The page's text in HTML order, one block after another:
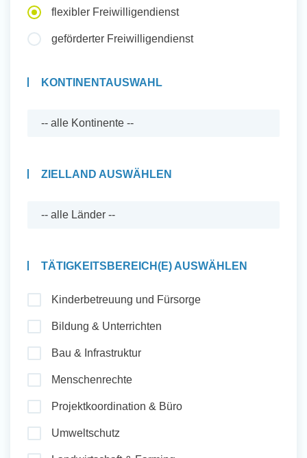
Auslandserfahrung Sammeln
und Sozial Engagieren
Initiativbewerbung
Auslandserfahrung Sammeln
Initiativbewerbung
flexibler Freiwilligendienst
geförderter Freiwilligendienst
KONTINENTAUSWAHL
ZIELLAND AUSWÄHLEN
TÄTIGKEITSBEREICH(E) AUSWÄHLEN
Kinderbetreuung und Fürsorge
Bildung & Unterrichten
Bau & Infrastruktur
Menschenrechte
Projektkoordination & Büro
Umweltschutz